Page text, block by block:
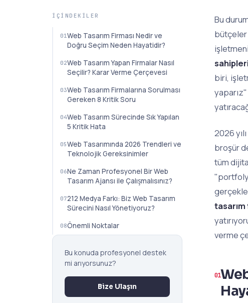
İÇINDEKILER
Web Tasarım Firması Nedir ve
Doğru Seçim Neden Hayatidir?
Web Tasarım Yapan Firmalar Nasıl
Seçilir? Karar Verme Çerçevesi
Web Tasarım Firmalarına Sorulması
Gereken 8 Kritik Soru
Web Tasarım Sürecinde Sık Yapılan
5 Kritik Hata
Web Tasarımında 2026 Trendleri ve
Teknolojik Gereksinimler
Ne Zaman Profesyonel Bir Web
Tasarım Ajansı ile Çalışmalısınız?
212 Medya Farkı: Biz Web Tasarım
Sürecini Nasıl Yönetiyoruz?
Önemli Noktalar
Bu konuda profesyonel destek
mi arıyorsunuz?
Bize Ulaşın
Bu
bütçeler
biri,
2026
broşür
tüm
tasarım
verme